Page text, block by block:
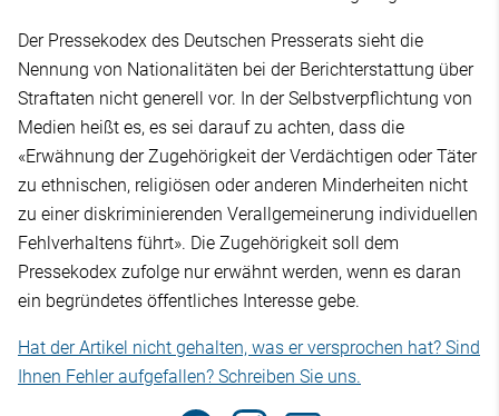
Der Pressekodex des Deutschen Presserats sieht die
Nennung von Nationalitäten bei der Berichterstattung über
Straftaten nicht generell vor. In der Selbstverpflichtung von
Medien heißt es, es sei darauf zu achten, dass die
«Erwähnung der Zugehörigkeit der Verdächtigen oder Täter
zu ethnischen, religiösen oder anderen Minderheiten nicht
zu einer diskriminierenden Verallgemeinerung individuellen
Fehlverhaltens führt». Die Zugehörigkeit soll dem
Pressekodex zufolge nur erwähnt werden, wenn es daran
ein begründetes öffentliches Interesse gebe.
Hat der Artikel nicht gehalten, was er versprochen hat? Sind
Ihnen Fehler aufgefallen? Schreiben Sie uns.